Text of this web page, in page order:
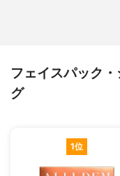
フェイスパック
グ
1位